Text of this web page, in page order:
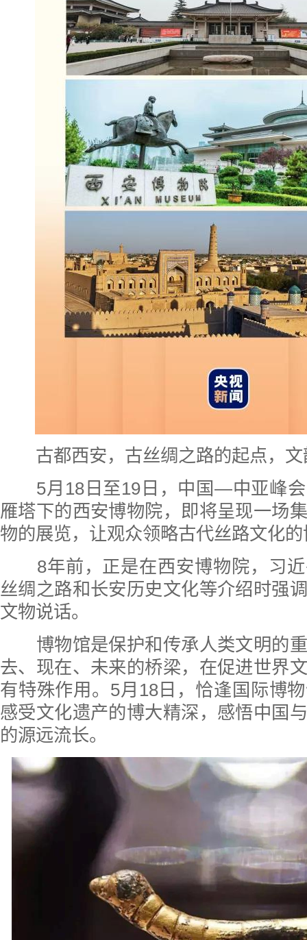
古都西安，古丝绸之路的起点，文
5月18日至19日，中国—中亚峰会
雁塔下的西安博物院，即将呈现一场
物的展览，让观众领略古代丝路文化
8年前，正是在西安博物院，习近
丝绸之路和长安历史文化等介绍时强
文物说话。
博物馆是保护和传承人类文明的重
去、现在、未来的桥梁，在促进世界
有特殊作用。5月18日，恰逢国际博
感受文化遗产的博大精深，感悟中国
的源远流长。